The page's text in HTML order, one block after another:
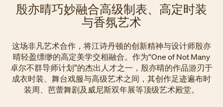
殷亦晴巧妙融合高级制表、高定时装
与香氛艺术
这场非凡艺术合作，将江诗丹顿的创新精神与设计师殷亦
晴轻盈缥缈的高定美学交相融合。作为“One of Not Many
卓尔不群导师计划”的杰出人才之一，殷亦晴的作品游刃于
成衣时装、舞台戏服与高级艺术之间，其创作足迹遍布时
装周、芭蕾舞剧及威尼斯双年展等顶级艺术殿堂。